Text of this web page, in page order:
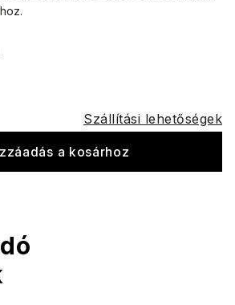
Szállítási lehetőségek
a kosárhoz